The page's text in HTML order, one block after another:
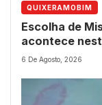
QUIXERAMOBIM
Escolha de
acontece
dos 237 anos
6 De Agosto, 2026